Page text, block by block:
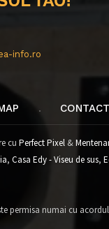
info.ro
CONTACT
cu Perfect Pixel&
, Casa Edy - Viseu de sus,
permisa numai cu